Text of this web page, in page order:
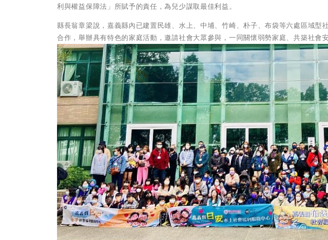
利與權益保障法」所賦予的責任，為兒少謀取最佳利益。
縣長翁章梁說，嘉義縣內已建置民雄、水上、中埔、竹崎、朴子、布袋等六處區域型
合作，舉辦具有特色的家庭活動，邀請社會大眾參與，一同關懷弱勢家庭、共築社會安